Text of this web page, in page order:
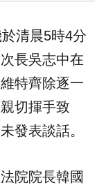
清晨5時4分
長吳志中在
特齊除逐一
切揮手致
發表談話。
院院長韓國